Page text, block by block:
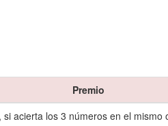
Premio
acierta los 3 números en el mismo